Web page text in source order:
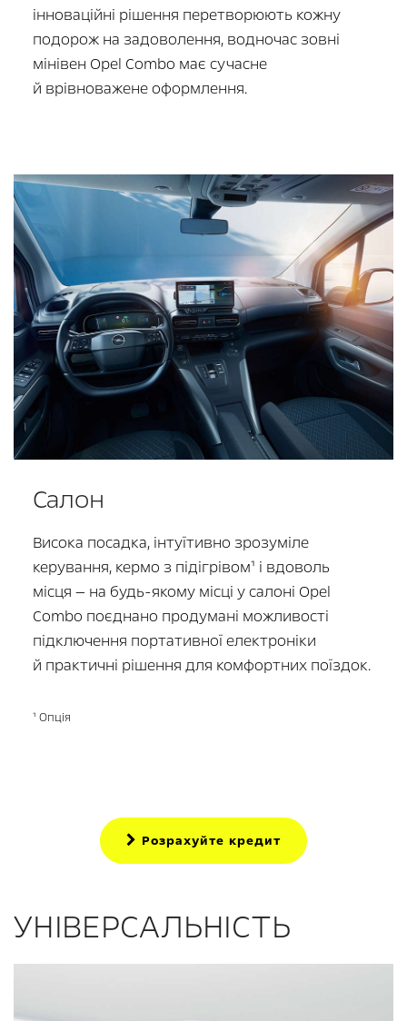
інноваційні рішення перетворюють кожну
подорож на задоволення, водночас зовні
мінівен Opel Combo має сучасне
й врівноважене оформлення.
Салон
Висока посадка, інтуїтивно зрозуміле
керування, кермо з підігрівом¹ і вдоволь
місця — на будь-якому місці у салоні Opel
Combo поєднано продумані можливості
підключення портативної електроніки
й практичні рішення для комфортних поїздок.
¹ Опція
Розрахуйте кредит
УНІВЕРСАЛЬНІСТЬ